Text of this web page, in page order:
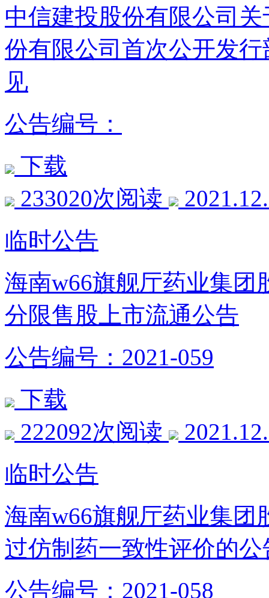
中信建投股份有限公司
份有限公司首次公开发
见
公告编号：
下载
233020次阅读
临时公告
海南w66旗舰厅药业集团
分限售股上市流通公告
公告编号：2021-059
下载
222092次阅读
临时公告
海南w66旗舰厅药业集团
过仿制药一致性评价的公
公告编号：2021-058